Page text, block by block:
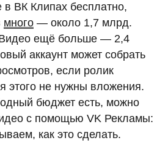
ВК Клипах бесплатно,
много — около 1,7 млрд.
ещё больше — 2,4
аккаунт может собрать
если ролик
этого не нужны вложения.
бюджет есть, можно
с помощью VK Рекламы:
как это сделать.